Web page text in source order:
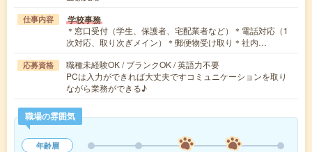
仕事内容 学校事務
＊窓口受付（学生、保護者、宅配業者など）＊電話対応（1
次対応、取り次ぎメイン）＊郵便物受け取り＊社内…
応募資格
職種未経験OK / ブランクOK / 英語力不要
PCは入力ができれば大丈夫ですコミュニケーションを取り
ながら業務ができる♪
職場の雰囲気
年齢層